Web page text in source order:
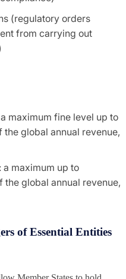
(regulatory orders
from carrying out
maximum fine level up to
global annual revenue,
a maximum up to
the global annual revenue,
of Essential Entities